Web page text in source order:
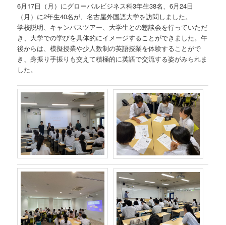
6月17日（月）にグローバルビジネス科3年生38名、6月24日
（月）に2年生40名が、名古屋外国語大学を訪問しました。
学校説明、キャンパスツアー、大学生との懇談会を行っていただ
き、大学での学びを具体的にイメージすることができました。午
後からは、模擬授業や少人数制の英語授業を体験することがで
き、身振り手振りも交えて積極的に英語で交流する姿がみられま
した。